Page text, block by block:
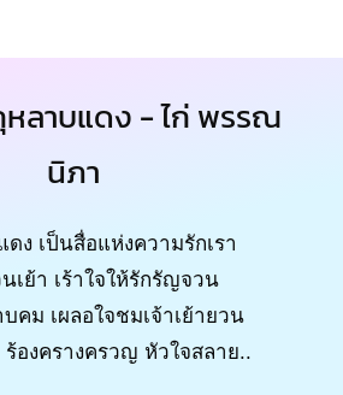
หลาบแดง - ไก่ พรรณ
นิภา
ง เป็นสื่อแห่งความรักเรา
เย้า เร้าใจให้รักรัญจวน
คม เผลอใจชมเจ้าเย้ายวน
องครางครวญ หัวใจสลาย..